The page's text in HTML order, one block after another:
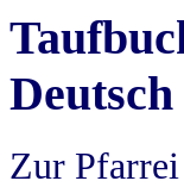
Zur